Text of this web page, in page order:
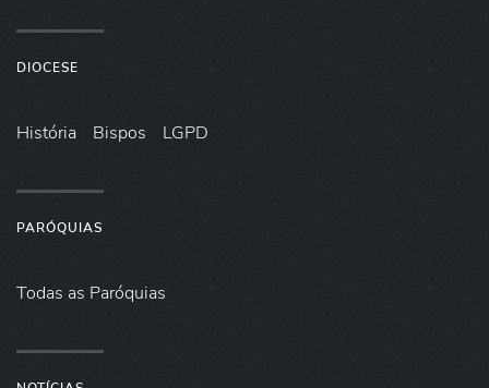
DIOCESE
História Bispos LGPD
PARÓQUIAS
Todas as Paróquias